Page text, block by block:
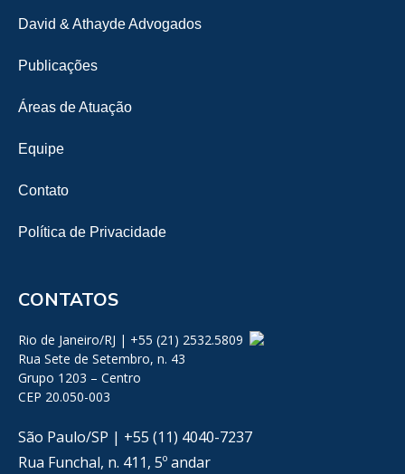
David & Athayde Advogados
Publicações
Áreas de Atuação
Equipe
Contato
Política de Privacidade
CONTATOS
Rio de Janeiro/RJ | +55 (21) 2532.5809
Rua Sete de Setembro, n. 43
Grupo 1203 – Centro
CEP 20.050-003
São Paulo/SP | +55 (11) 4040-7237
Rua Funchal, n. 411, 5º andar